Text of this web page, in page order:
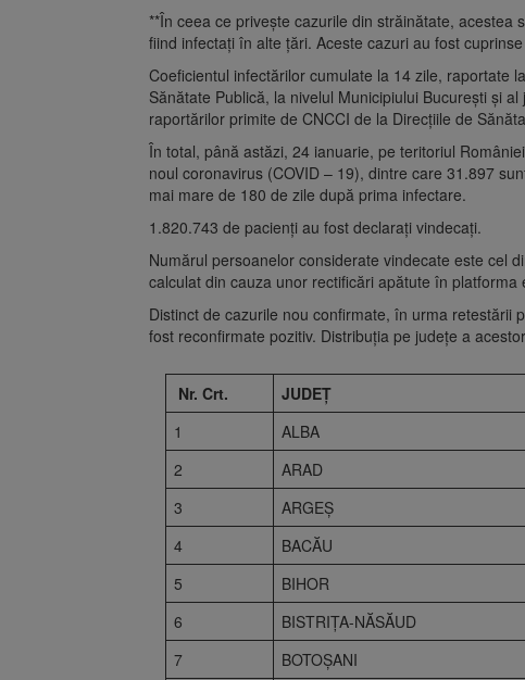
**În ceea ce privește cazurile din străinătate,
fiind infectați în alte țări. Aceste cazuri au fost
Coeficientul infectărilor cumulate la 14 zile, raportate
Sănătate Publică, la nivelul Municipiului București și
raportărilor primite de CNCCI de la Direcțiile de
În total, până astăzi, 24 ianuarie, pe teritoriul
noul coronavirus (COVID – 19), dintre care 31.897
mai mare de 180 de zile după prima infectare.
1.820.743 de pacienți au fost declarați vindecați.
Numărul persoanelor considerate vindecate este cel
calculat din cauza unor rectificări apătute în platforma
Distinct de cazurile nou confirmate, în urma retestării
fost reconfirmate pozitiv. Distribuția pe județe a
Nr. Crt. JUDEȚ
1
ALBA
2
ARAD
3
ARGEŞ
4
BACĂU
5
BIHOR
6
BISTRIŢA-NĂSĂUD
7
BOTOŞANI